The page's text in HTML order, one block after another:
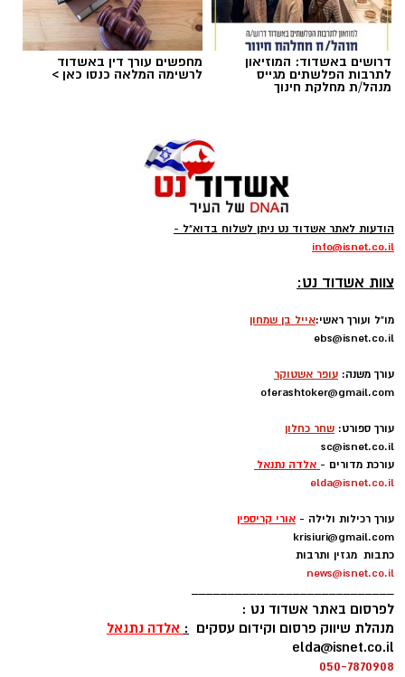
ב-WhatsApp לחצו כאן
להורדת אפליקציה של אשדוד נט לחצו כאן
קודוס ווהאב (מכבי אשדוד)
ליגת העל בכדורסל תתחיל את הפעילות בחודש
ספטמבר במשחקי אימון וגביע ווינר, גם הקבוצות
יתחילו באימונים כבר בשבוע הבא, אחת מהן היא
מסקרנת ביותר.
קודוס ווהאב, הסנטר הניגרי של מכבי אשדוד,
עם נחיתתו אמר ווהאב: "אני מאוד שמח להיות פה.
אני כבר מחכה בקוצר רוח להכיר את חברי לקבוצה
ולהתחיל לעבוד.
עקבתי אחרי הליגה בישראל ואני יודע שזו ליגה
טובה". ולאוהדי מכבי אשדוד אמר: "נגיע מוכנים לכל
משחק כדי לתת את הטוב ביותר. אני מחכה כבר
לפגוש אתכם במגרש".
דרושים באשדוד: המוזיאון
לתרבות הפלשתים מגייס
מנהל/ת מחלקת חינוך
מחפשים עורך דין באשדוד
לרשימה המלאה כנסו כאן >
הודעות לאתר אשדוד נט ניתן לשלוח בדוא"ל -
info@isnet.co.il
צוות אשדוד נט:
מו"ל ועורך ראשי:אייל בן שמחון
ebs@isnet.co.il
עורך משנה: עופר אשטוקר
oferashtoker@gmail.com
עורך ספורט: שחר כחלון
sc@isnet.co.il
עורכת מדורים - אלדה נתנאל
elda@isnet.co.il
עורך רכילות ולילה - אורי קריספין
krisiuri@gmail.com
כתבות מגזין ותרבות
news@isnet.co.il
____________________________
לפרסום באתר אשדוד נט :
מנהלת שיווק פרסום וקידום עסקים : אלדה נתנאל
elda@isnet.co.il
050-7870908